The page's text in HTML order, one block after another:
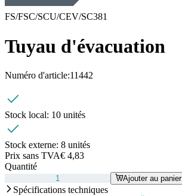
FS/FSC/SCU/CEV/SC381
Tuyau d'évacuation
Numéro d'article:11442
Stock local: 10 unités
Stock externe: 8 unités
Prix sans TVA€ 4,83
Quantité
Ajouter au panier
Spécifications techniques